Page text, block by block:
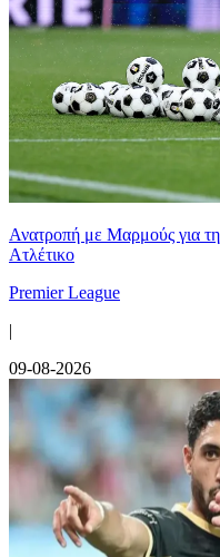
Ανατροπή με Μαρμούς για
Ατλέτικο
Premier League
|
09-08-2026